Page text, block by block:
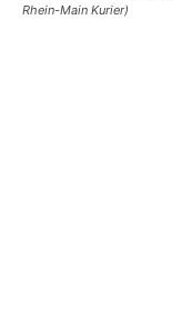
Rhein-Main Kurier)